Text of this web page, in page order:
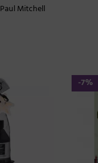
Paul Mitchell
-7%